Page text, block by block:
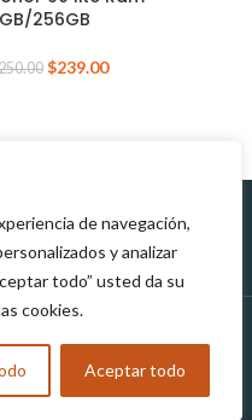
de navegación,
y analizar
todo” usted da su
cookies.
Aceptar todo
256GB
$239.00
tratamiento de
y Reclama tu Obsequio